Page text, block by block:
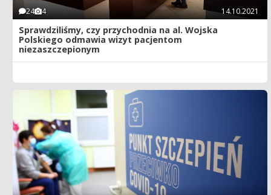
24 4 14.10.2021
Sprawdziliśmy, czy przychodnia na al. Wojska
Polskiego odmawia wizyt pacjentom
niezaszczepionym